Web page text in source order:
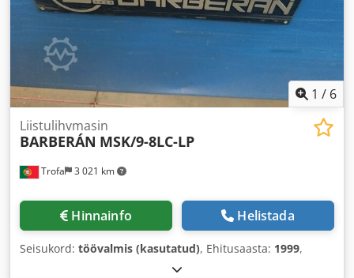
kohtade vältimiseks, suure tõhususega soojusisolatsiooni,
integreeritud termopaari ja temperatuuri reguleerimist
masina PLC kaudu.
1 / 6
Trofa 3 021 km
Liistulihvmasin
BARBERÁN MSK/9-8LC-LP
Hinnainfo Helistada
Seisukord: töövalmis (kasutatud), Ehitusaasta: 1999,